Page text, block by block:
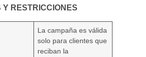
Y RESTRICCIONES
La campaña es válida
solo para clientes que
reciban la